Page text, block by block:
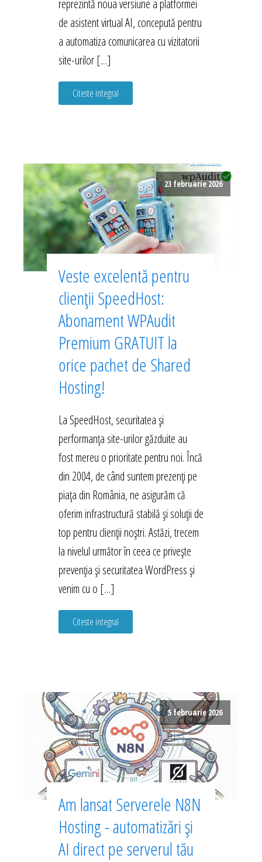
reprezintă noua versiune a platformei
de asistent virtual AI, concepută pentru
a automatiza comunicarea cu vizitatorii
site-urilor […]
Citeste integral
23 februarie 2026
Veste excelentă pentru
clienții SpeedHost:
Abonament WPAudit
Premium GRATUIT la
orice pachet de Shared
Hosting!
La SpeedHost, securitatea și
performanța site-urilor găzduite au
fost mereu o prioritate pentru noi. Încă
din 2004, de când suntem prezenți pe
piața din România, ne asigurăm că
oferim infrastructură stabilă și soluții de
top pentru clienții noștri. Astăzi, trecem
la nivelul următor în ceea ce privește
prevenția și securitatea WordPress și
venim cu o […]
Citeste integral
5 februarie 2026
Am lansat Serverele N8N
Hosting - automatizări și
AI direct pe serverul tău